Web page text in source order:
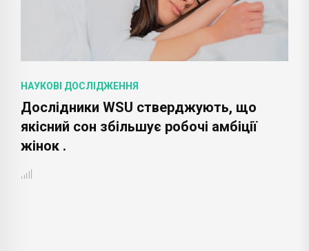
НАУКОВІ ДОСЛІДЖЕННЯ
Дослідники WSU стверджують, що
якісний сон збільшує робочі амбіції
жінок .